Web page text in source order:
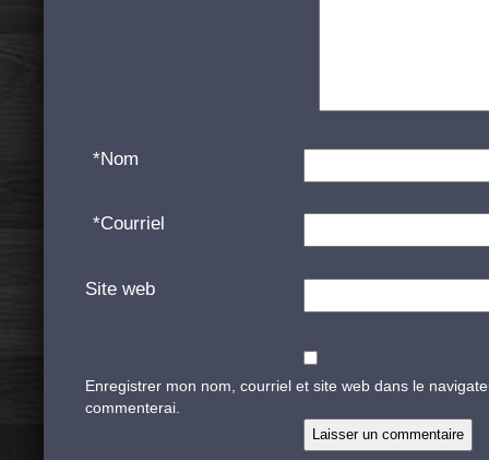
Nom
*
Courriel
*
Site web
Enregistrer mon nom, courriel et site web dans le
commenterai.